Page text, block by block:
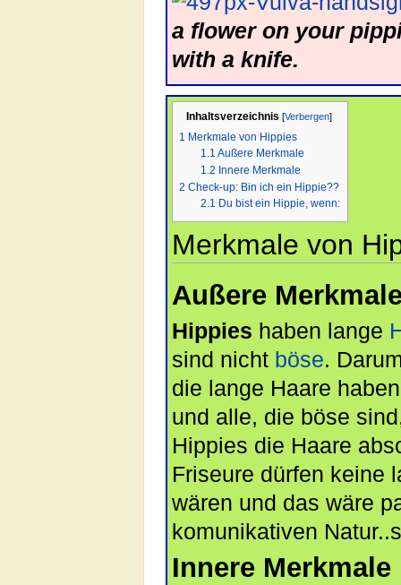
a flower on your
with a knife.
Inhaltsverzeichnis [Verbergen]
1 Merkmale von Hippies
1.1 Außere Merkmale
1.2 Innere Merkmale
2 Check-up: Bin ich ein Hippie??
2.1 Du bist ein Hippie, wenn:
Merkmale von
Außere
Hippies haben lange
sind nicht böse.
die lange Haare
und alle, die böse
Hippies die Haare
Friseure dürfen keine
wären und das wäre
komunikativen
Innere Merkmale